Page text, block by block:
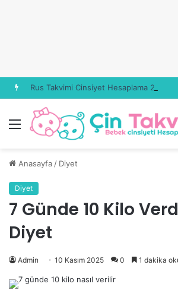
Rus Takvimi Cinsiyet Hesaplama 2026
Menü
Anasayfa / Diyet
Diyet
7 Günde 10 Kilo
Diyet
Admin 10 Kasım 2025 0 1 dakika